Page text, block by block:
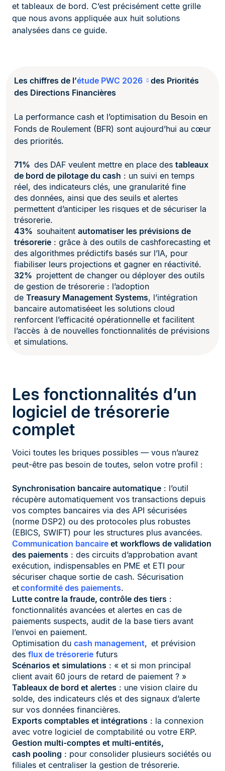
et tableaux de bord. C’est précisément cette grille
que nous avons appliquée aux huit solutions
analysées dans ce guide.
Les chiffres de l’étude PWC 2026
des Priorités
des Directions Financières
La performance cash et l’optimisation du Besoin en
Fonds de Roulement (BFR) sont aujourd’hui au cœur
des priorités.
71% des DAF veulent mettre en place des tableaux
de bord de pilotage du cash : un suivi en temps
réel, des indicateurs clés, une granularité fine
des données, ainsi que des seuils et alertes
permettent d’anticiper les risques et de sécuriser la
trésorerie.
43% souhaitent automatiser les prévisions de
trésorerie : grâce à des outils de cashforecasting et
des algorithmes prédictifs basés sur l’IA, pour
fiabiliser leurs projections et gagner en réactivité.
32% projettent de changer ou déployer des outils
de gestion de trésorerie : l’adoption
de Treasury Management Systems, l’intégration
bancaire automatiséeet les solutions cloud
renforcent l’efficacité opérationnelle et facilitent
l’accès à de nouvelles fonctionnalités de prévisions
et simulations.
Les fonctionnalités d’un
logiciel de trésorerie
complet
Voici toutes les briques possibles — vous n’aurez
peut-être pas besoin de toutes, selon votre profil :
Synchronisation bancaire automatique : l’outil
récupère automatiquement vos transactions depuis
vos comptes bancaires via des API sécurisées
(norme DSP2) ou des protocoles plus robustes
(EBICS, SWIFT) pour les structures plus avancées.
Communication bancaire et workflows de validation
des paiements : des circuits d’approbation avant
exécution, indispensables en PME et ETI pour
sécuriser chaque sortie de cash. Sécurisation
etconformité des paiements.
Lutte contre la fraude, contrôle des tiers :
fonctionnalités avancées et alertes en cas de
paiements suspects, audit de la base tiers avant
l’envoi en paiement.
Optimisation du cash management, et prévision
des flux de trésorerie futurs
Scénarios et simulations : « et si mon principal
client avait 60 jours de retard de paiement ? »
Tableaux de bord et alertes : une vision claire du
solde, des indicateurs clés et des signaux d’alerte
sur vos données financières.
Exports comptables et intégrations : la connexion
avec votre logiciel de comptabilité ou votre ERP.
Gestion multi-comptes et multi-entités,
cash pooling : pour consolider plusieurs sociétés ou
filiales et centraliser la gestion de trésorerie.